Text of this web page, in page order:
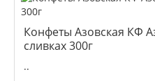
Конфеты Азовская КФ
сливках 300г
..